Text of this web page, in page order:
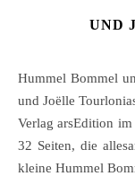
UND
Hummel Bommel und die Zeit von Britta Sabbag, Maite Kelly
und Joëlle
Verlag arsEdition
32 Seiten, die
kleine Hummel